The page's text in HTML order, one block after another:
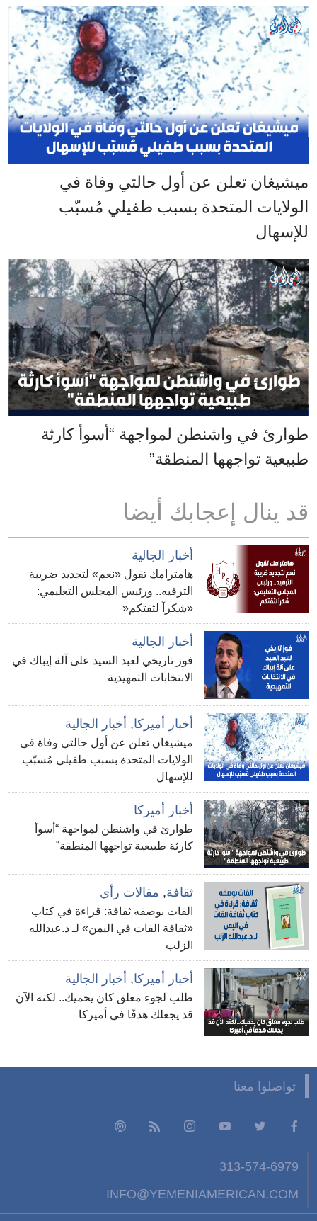
ميشيغان تعلن عن أول حالتي وفاة في
الولايات المتحدة بسبب طفيلي مُسبّب
للإسهال
طوارئ في واشنطن لمواجهة “أسوأ كارثة
طبيعية تواجهها المنطقة”
قد ينال إعجابك أيضا
أخبار الجالية
هامترامك تقول «نعم» لتجديد ضريبة
الترفيه.. ورئيس المجلس التعليمي:
«شكراً لثقتكم«
أخبار الجالية
فوز تاريخي لعبد السيد على آلة إيباك في
الانتخابات التمهيدية
أخبار أميركا, أخبار الجالية
ميشيغان تعلن عن أول حالتي وفاة في
الولايات المتحدة بسبب طفيلي مُسبّب
للإسهال
أخبار أميركا
طوارئ في واشنطن لمواجهة “أسوأ
كارثة طبيعية تواجهها المنطقة”
ثقافة, مقالات رأي
القات بوصفه ثقافة: قراءة في كتاب
«ثقافة القات في اليمن» لـ د.عبدالله
الزلب
أخبار أميركا, أخبار الجالية
طلب لجوء معلق كان يحميك.. لكنه الآن
قد يجعلك هدفًا في أميركا
تواصلوا معنا
313-574-6979
INFO@YEMENIAMERICAN.COM